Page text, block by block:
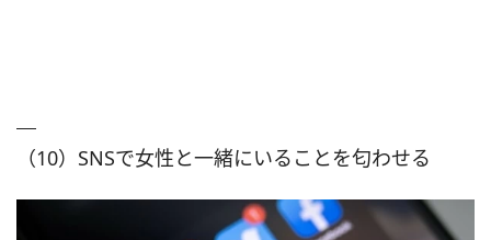
（10）SNSで女性と一緒にいることを匂わせる